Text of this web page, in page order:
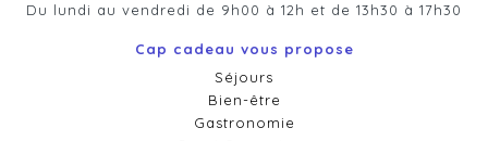
Du lundi au vendredi de 9h00 à 12h et de 13h30 à 17h30
Cap cadeau vous propose
Séjours
Bien-être
Gastronomie